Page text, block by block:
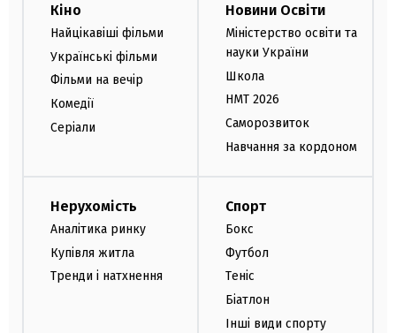
Кіно
Найцікавіші фільми
Українські фільми
Фільми на вечір
Комедії
Серіали
Новини Освіти
Міністерство освіти та
науки України
Школа
НМТ 2026
Саморозвиток
Навчання за кордоном
Нерухомість
Аналітика ринку
Купівля житла
Тренди і натхнення
Спорт
Бокс
Футбол
Теніс
Біатлон
Інші види спорту